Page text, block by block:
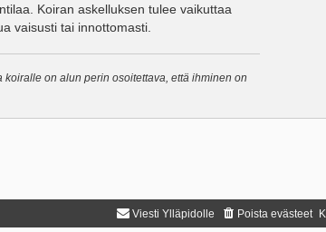
Koiran askelluksen tulee vaikuttaa
vaisusti tai innottomasti.
on alun perin osoitettava, että ihminen on
Poista evästeet
Viesti Ylläpidolle